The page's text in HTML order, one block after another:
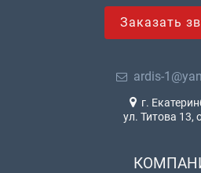
Заказать
ardis-
г.
ул. Титова 13,